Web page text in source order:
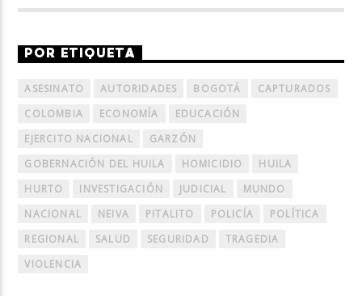
POR ETIQUETA
ASESINATO AUTORIDADES BOGOTÁ
CAPTURADOS
COLOMBIA
ECONOMÍA
EDUCACIÓN
EJERCITO NACIONAL
GARZÓN
GOBERNACIÓN DEL HUILA
HOMICIDIO
HUILA
HURTO
INVESTIGACIÓN JUDICIAL
MUNDO
NACIONAL
NEIVA PITALITO POLICÍA
POLÍTICA
REGIONAL
SALUD SEGURIDAD
TRAGEDIA
VIOLENCIA